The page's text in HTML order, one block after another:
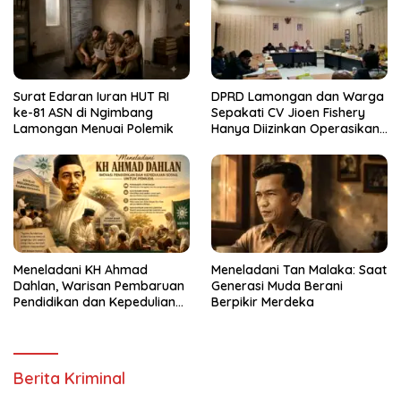
Surat Edaran Iuran HUT RI
ke-81 ASN di Ngimbang
Lamongan Menuai Polemik
DPRD Lamongan dan Warga
Sepakati CV Jioen Fishery
Hanya Diizinkan Operasikan
Meneladani KH Ahmad
Dahlan, Warisan Pembaruan
Pendidikan dan Kepedulian
Meneladani Tan Malaka: Saat
Generasi Muda Berani
Berpikir Merdeka
Berita Kriminal